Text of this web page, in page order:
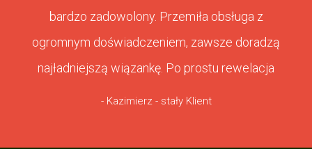
bardzo zadowolony. Przemiła obsługa z
ogromnym doświadczeniem, zawsze doradzą
najładniejszą wiązankę. Po prostu rewelacja
- Kazimierz - stały Klient